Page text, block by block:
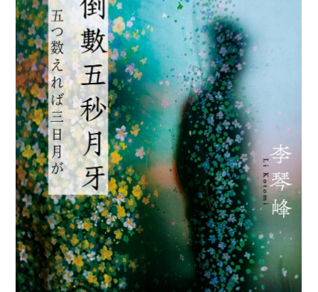
ART & EDUCATION
广告
订阅
往期内容
联系我们
关注我们